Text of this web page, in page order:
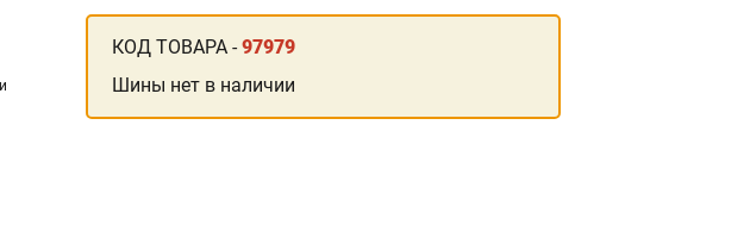
КОД ТОВАРА -97979
Шины нет в наличии